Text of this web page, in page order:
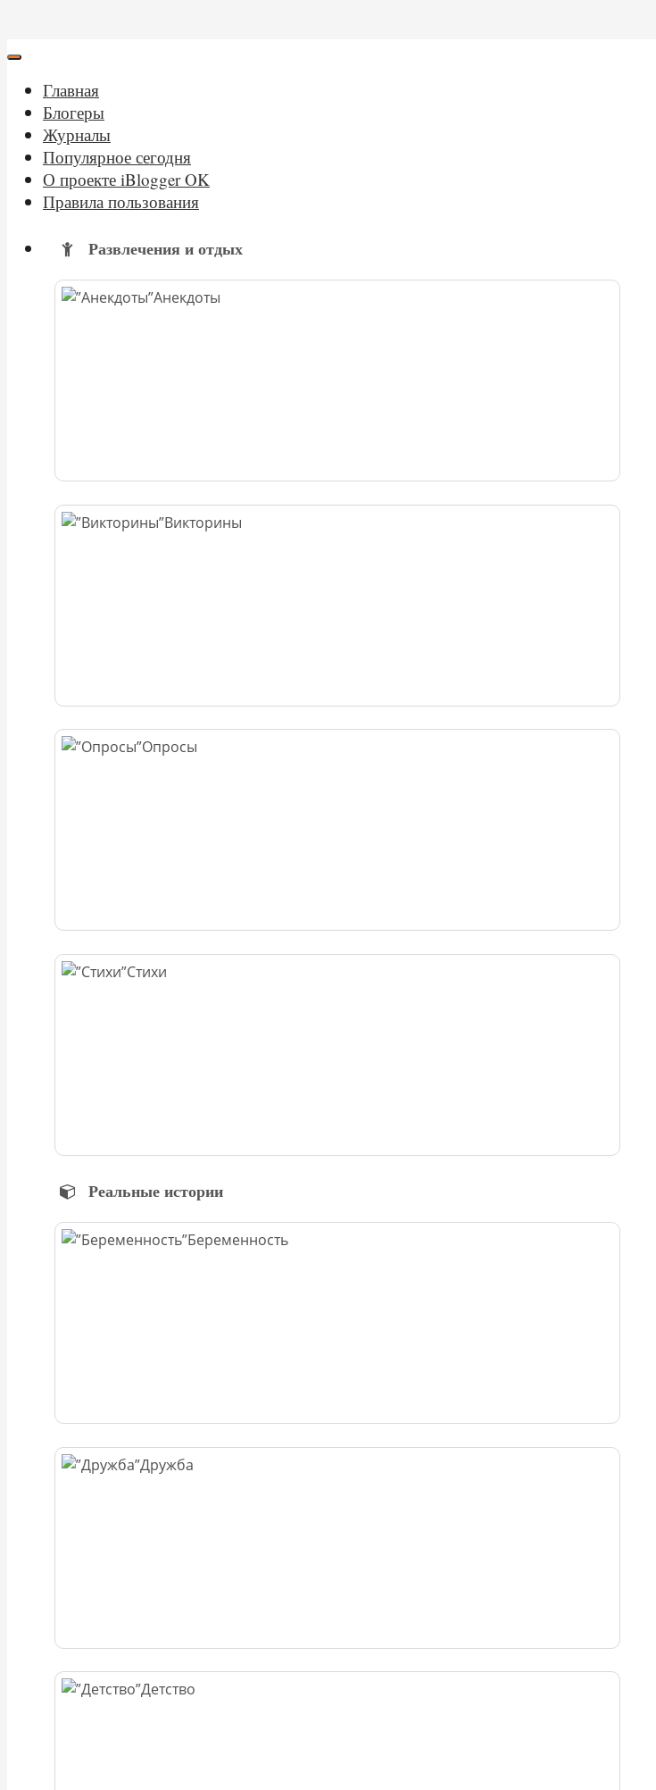
Главная
Блогеры
Журналы
Популярное сегодня
О проекте iBlogger OK
Правила пользования
Развлечения и отдых
Анекдоты
Викторины
Опросы
Стихи
Реальные истории
Беременность
Дружба
Детство